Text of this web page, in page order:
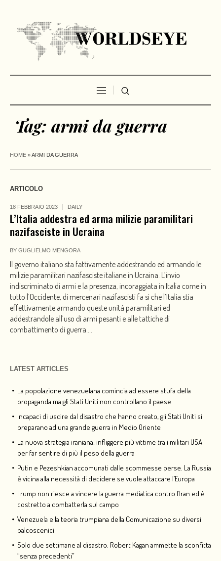
Tag: armi da guerra
HOME »ARMI DA GUERRA
ARTICOLO
18 FEBBRAIO 2023 DAILY
L’Italia addestra ed arma milizie paramilitari
nazifasciste in Ucraina
BY GUGLIELMO MENGORA
Il governo italiano sta fattivamente addestrando ed armando le
milizie paramilitari nazifasciste italiane in Ucraina. L’invio
indiscriminato di armi e la presenza, incoraggiata in Italia come in
tutto l’Occidente, di mercenari nazifascisti fa si che l’Italia stia
effettivamente armando queste unità paramilitari ed
addestrandole all’uso di armi pesanti e alle tattiche di
combattimento di guerra....
LATEST ARTICLES
La popolazione venezuelana comincia ad essere stufa della
propaganda ma gli Stati Uniti non controllano il paese
Incapaci di uscire dal disastro che hanno creato, gli Stati Uniti si
preparano ad una grande guerra in Medio Oriente
La nuova strategia iraniana: infliggere più vittime tra i militari USA
per far sentire di più il peso della guerra
Putin e Pezeshkian accomunati dalle scommesse perse. La Russia
è vicina alla necessità di decidere se vuole attaccare l’Europa
Trump non riesce a vincere la guerra mediatica contro l’Iran ed è
costretto a combatterla sul campo
Venezuela e la teoria trumpiana della Comunicazione su diversi
palcoscenici
Solo due settimane al disastro. Robert Kagan ammette la sconfitta
“senza precedenti”